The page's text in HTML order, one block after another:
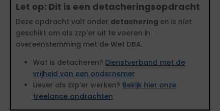
Let op: Dit is een detacheringsopdracht
Deze opdracht valt onder detachering en is niet
geschikt om als zzp'er uit te voeren in
overeenstemming met de Wet DBA.
Wat is detacheren? Dienstverband met de
vrijheid van een ondernemer
Liever als zzp'er werken? Bekijk hier onze
freelance opdrachten